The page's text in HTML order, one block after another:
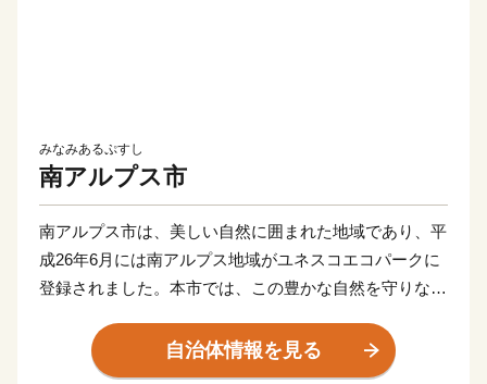
みなみあるぷすし
南アルプス市
南アルプス市は、美しい自然に囲まれた地域であり、平
成26年6月には南アルプス地域がユネスコエコパークに
登録されました。本市では、この豊かな自然を守りなが
大扇状地である御勅使川扇状地やそれに続く低地では果
樹栽培が盛んに営まれ、春から秋にかけてたくさんのフ
自治体情報を見る